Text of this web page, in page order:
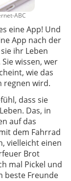
ABC
eine App! Und
App nach der
ihr Leben
wissen, wer
wie das
regnen wird.
dass sie
Das, in
auf das
dem Fahrrad
vielleicht einen
Brot
mal Pickel und
beste Freunde